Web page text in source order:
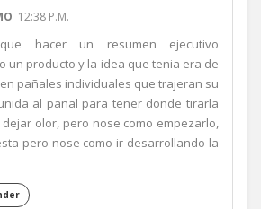
12:38 P.M.
hacer un resumen ejecutivo
un producto y la idea que tenia era de
pañales individuales que trajeran su
al pañal para tener donde tirarla
olor, pero nose como empezarlo,
pero nose como ir desarrollando la